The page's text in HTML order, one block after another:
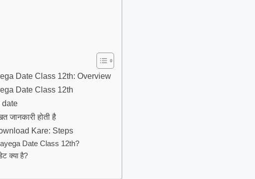
Date Class 12th: Overview
Date Class 12th
date
जानकारी होती है
Kare: Steps
Date Class 12th?
क्या है?